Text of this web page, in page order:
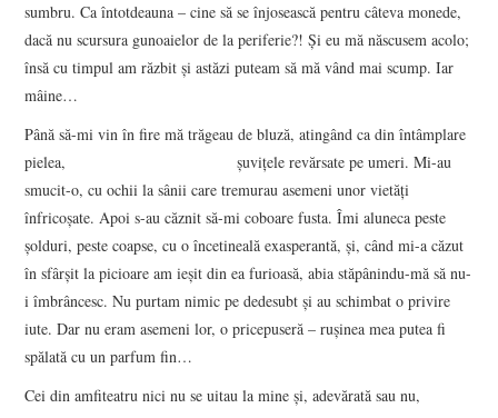
sumbru. Ca întotdeauna – cine să se înjosească pentru câteva monede,
dacă nu scursura gunoaielor de la periferie?! Şi eu mă născusem acolo;
însă cu timpul am răzbit şi astăzi puteam să mă vând mai scump. Iar
mâine…
Până să-mi vin în fire mă trăgeau de bluză, atingând ca din întâmplare
pielea, şuviţele revărsate pe umeri. Mi-au
smucit-o, cu ochii la sânii care tremurau asemeni unor vietăţi
înfricoşate. Apoi s-au căznit să-mi coboare fusta. Îmi aluneca peste
şolduri, peste coapse, cu o încetineală exasperantă, şi, când mi-a căzut
în sfârşit la picioare am ieşit din ea furioasă, abia stăpânindu-mă să nu-
i îmbrâncesc. Nu purtam nimic pe dedesubt şi au schimbat o privire
iute. Dar nu eram asemeni lor, o pricepuseră – ruşinea mea putea fi
spălată cu un parfum fin…
Cei din amfiteatru nici nu se uitau la mine şi, adevărată sau nu,